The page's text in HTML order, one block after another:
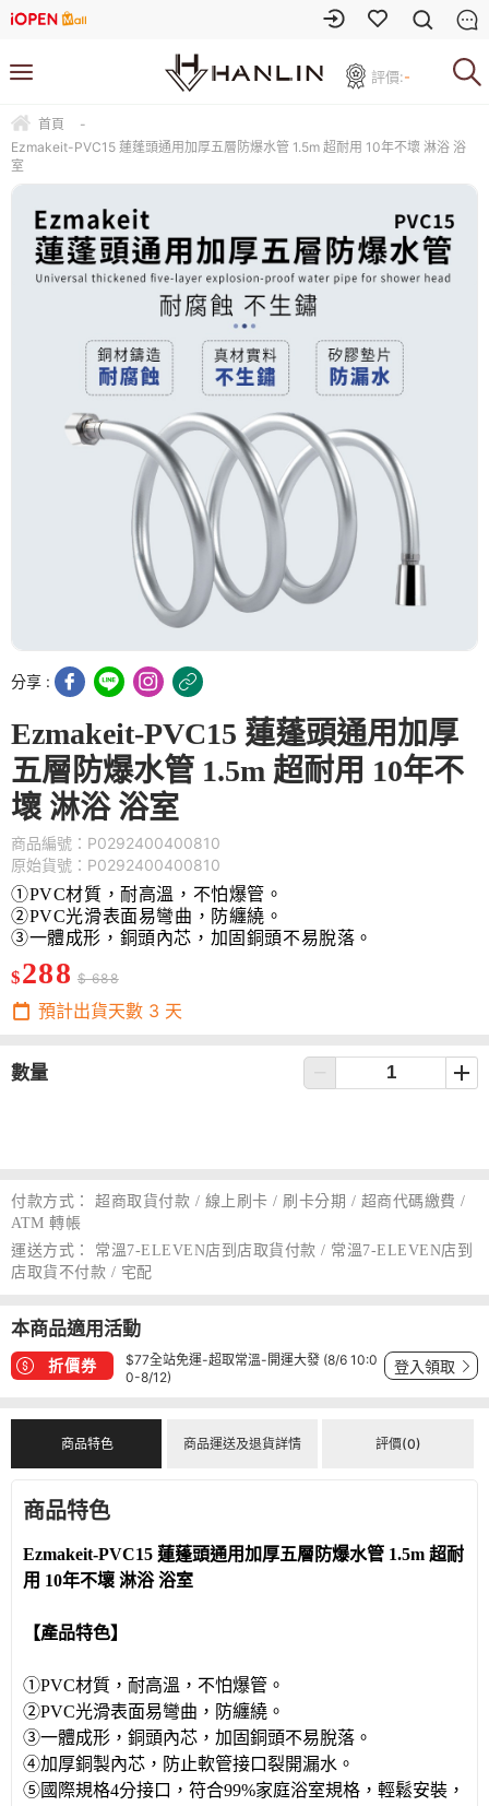
評價:-
首頁
-
Ezmakeit-PVC15 蓮蓬頭通用加厚五層防爆水管 1.5m 超耐用 10年不壞 淋浴 浴
室
分享 :
Ezmakeit-PVC15 蓮蓬頭通用加厚
五層防爆水管 1.5m 超耐用 10年不
壞 淋浴 浴室
商品編號：P0292400400810
原始貨號：P0292400400810
①PVC材質，耐高溫，不怕爆管。
②PVC光滑表面易彎曲，防纏繞。
③一體成形，銅頭內芯，加固銅頭不易脫落。
$288 $ 688
預計出貨天數 3 天
數量
付款方式：
超商取貨付款 / 線上刷卡 / 刷卡分期 / 超商代碼繳費 /
ATM 轉帳
運送方式：
常溫7-ELEVEN店到店取貨付款 / 常溫7-ELEVEN店到
店取貨不付款 / 宅配
本商品適用活動
折價券
$77全站免運-超取常溫-開運大發 (8/6 10:0
0-8/12)
登入領取
商品特色 商品運送及退貨詳情 評價(0)
商品特色
Ezmakeit-PVC15 蓮蓬頭通用加厚五層防爆水管 1.5m 超耐
用 10年不壞 淋浴 浴室
【產品特色】
①PVC材質，耐高溫，不怕爆管。
②PVC光滑表面易彎曲，防纏繞。
③一體成形，銅頭內芯，加固銅頭不易脫落。
④加厚銅製內芯，防止軟管接口裂開漏水。
⑤國際規格4分接口，符合99%家庭浴室規格，輕鬆安裝，